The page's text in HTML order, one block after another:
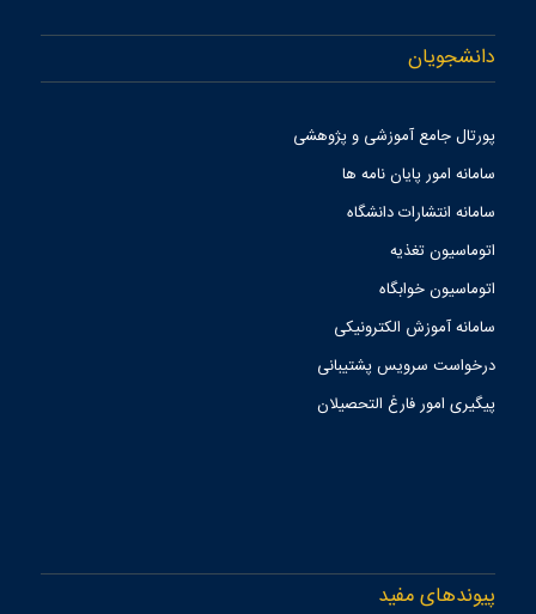
دانشجویان
پورتال جامع آموزشی و پژوهشی
سامانه امور پایان نامه ها
سامانه انتشارات دانشگاه
اتوماسیون تغذیه
اتوماسیون خوابگاه
سامانه آموزش الکترونیکی
درخواست سرویس پشتیبانی
پیگیری امور فارغ التحصیلان
پیوندهای مفید